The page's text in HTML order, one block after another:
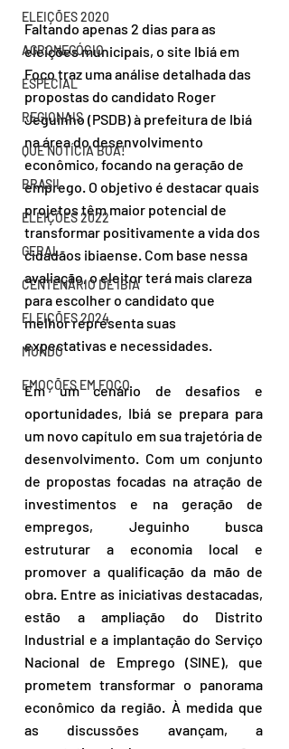
ELEIÇÕES 2020
AGRONEGÓCIO
ESPECIAL
REGIONAIS
QUE NOTÍCIA BOA!
BRASIL
ELEIÇÕES 2022
GERAL
CENTENÁRIO DE IBIÁ
ELEIÇÕES 2024
MUNDO
EMOÇÕES EM FOCO
Faltando apenas 2 dias para as
eleições municipais, o site Ibiá em
Foco traz uma análise detalhada das
propostas do candidato Roger
Jeguinho (PSDB) à prefeitura de Ibiá
na área do desenvolvimento
econômico, focando na geração de
emprego. O objetivo é destacar quais
projetos têm maior potencial de
transformar positivamente a vida dos
cidadãos ibiaense. Com base nessa
avaliação, o eleitor terá mais clareza
para escolher o candidato que
melhor representa suas
expectativas e necessidades.
Em um cenário de desafios e
oportunidades, Ibiá se prepara para
um novo capítulo em sua trajetória de
desenvolvimento. Com um conjunto
de propostas focadas na atração de
investimentos e na geração de
empregos, Jeguinho busca
estruturar a economia local e
promover a qualificação da mão de
obra. Entre as iniciativas destacadas,
estão a ampliação do Distrito
Industrial e a implantação do Serviço
Nacional de Emprego (SINE), que
prometem transformar o panorama
econômico da região. À medida que
as discussões avançam, a